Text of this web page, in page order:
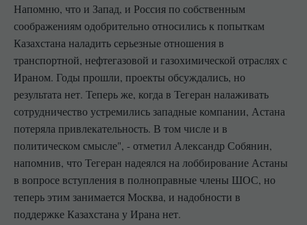
Напомню, что и Запад, и Россия по собственным
соображениям одобрительно относились к попыткам
Казахстана наладить серьезные отношения в
транспортной, нефтегазовой и газохимической отраслях с
Ираном. Годы прошли, проекты обсуждались, но
результата нет. Теперь же, когда в Тегеран налаживать
сотрудничество устремились западные компании, Астана
потеряла привлекательность. В том числе и в
политическом смысле", - отметил Александр Собянин,
напомнив, что Тегеран надеялся на лоббирование Астаны
в вопросе вступления в полноправные члены ШОС, но
теперь этим занимается Москва, и надобности в
поддержке Казахстана у Ирана нет.